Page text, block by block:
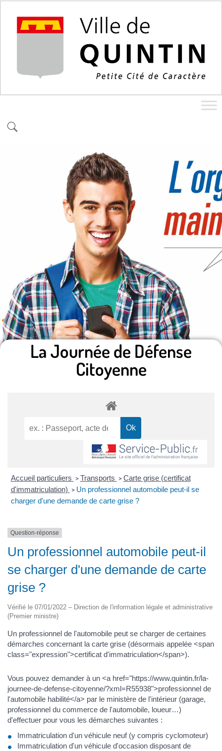
La Journée de Défense
Citoyenne
Accueil particuliers > Transports > Carte grise (certificat
d'immatriculation) > Un professionnel automobile peut-il se
charger d'une demande de carte grise ?
Question-réponse
Un professionnel automobile peut-il
se charger d'une demande de carte
grise ?
Vérifié le 07/01/2022 – Direction de l'information légale et administrative
(Premier ministre)
Un professionnel de l'automobile peut se charger de certaines
démarches concernant la carte grise (désormais appelée <span
class="expression">certificat d'immatriculation</span>).
Vous pouvez demander à un <a href="https://www.quintin.fr/la-
journee-de-defense-citoyenne/?xml=R55938">professionnel de
l'automobile habilité</a> par le ministère de l'intérieur (garage,
professionnel du commerce de l'automobile, loueur…)
d'effectuer pour vous les démarches suivantes :
Immatriculation d'un véhicule neuf (y compris cyclomoteur)
Immatriculation d'un véhicule d'occasion disposant de